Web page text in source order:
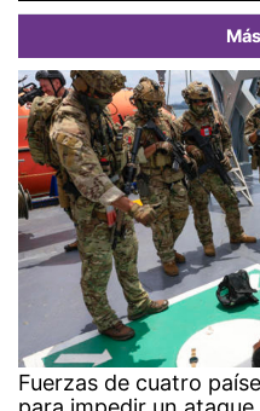
Fuerzas de cuatro